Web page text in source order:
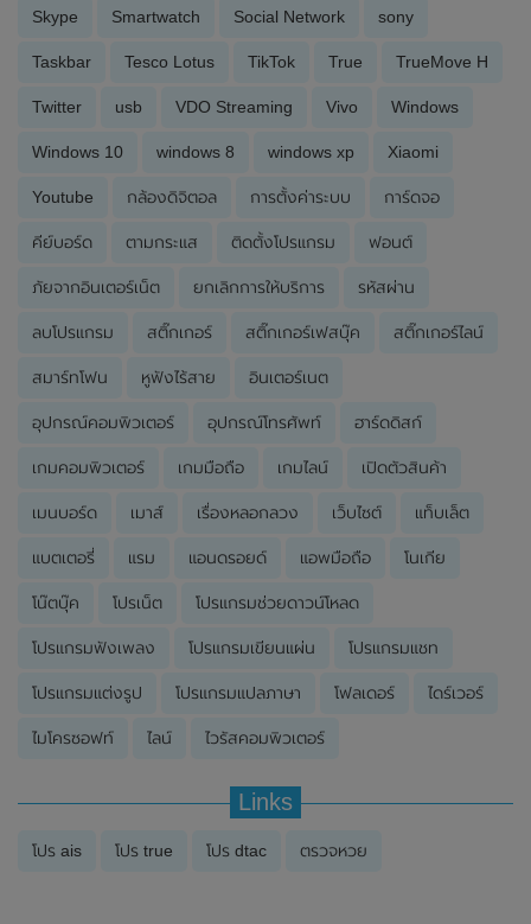
Skype Smartwatch Social Network sony
Taskbar Tesco Lotus TikTok True TrueMove H
Twitter usb VDO Streaming Vivo Windows
Windows 10 windows 8 windows xp Xiaomi
Youtube กล้องดิจิตอล การตั้งค่าระบบ การ์ดจอ
คีย์บอร์ด ตามกระแส ติดตั้งโปรแกรม ฟอนต์
ภัยจากอินเตอร์เน็ต ยกเลิกการให้บริการ รหัสผ่าน
ลบโปรแกรม สติ๊กเกอร์ สติ๊กเกอร์เฟสบุ๊ค สติ๊กเกอร์ไลน์
สมาร์ทโฟน หูฟังไร้สาย อินเตอร์เนต
อุปกรณ์คอมพิวเตอร์ อุปกรณ์โทรศัพท์ ฮาร์ดดิสก์
เกมคอมพิวเตอร์ เกมมือถือ เกมไลน์ เปิดตัวสินค้า
เมนบอร์ด เมาส์ เรื่องหลอกลวง เว็บไซต์ แท็บเล็ต
แบตเตอรี่ แรม แอนดรอยด์ แอพมือถือ โนเกีย
โน๊ตบุ๊ค โปรเน็ต โปรแกรมช่วยดาวน์โหลด
โปรแกรมฟังเพลง โปรแกรมเขียนแผ่น โปรแกรมแชท
โปรแกรมแต่งรูป โปรแกรมแปลภาษา โฟลเดอร์ ไดร์เวอร์
ไมโครซอฟท์ ไลน์ ไวรัสคอมพิวเตอร์
Links
โปร ais โปร true โปร dtac ตรวจหวย